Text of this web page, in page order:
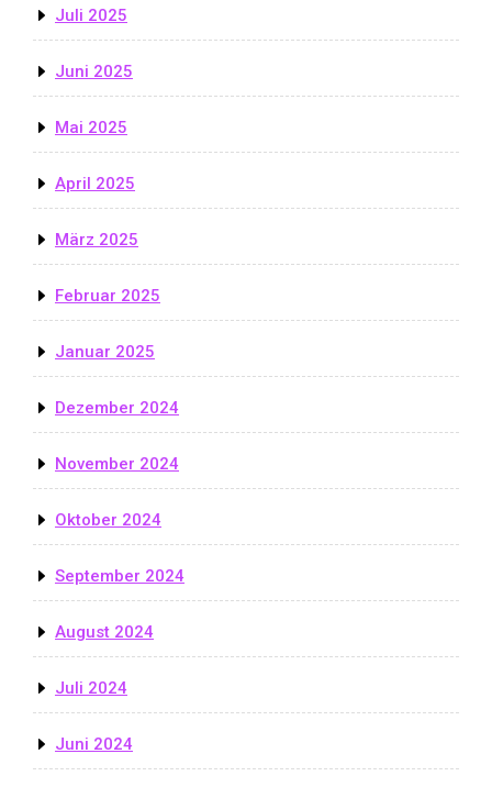
Juli 2025
Juni 2025
Mai 2025
April 2025
März 2025
Februar 2025
Januar 2025
Dezember 2024
November 2024
Oktober 2024
September 2024
August 2024
Juli 2024
Juni 2024